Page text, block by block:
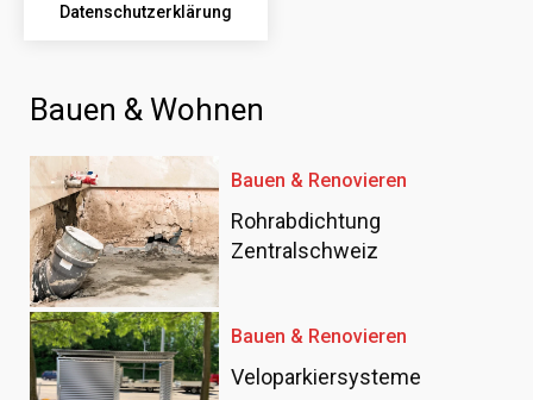
Datenschutzerklärung
Bauen & Wohnen
Bauen & Renovieren
Rohrabdichtung
Zentralschweiz
Bauen & Renovieren
Veloparkiersysteme